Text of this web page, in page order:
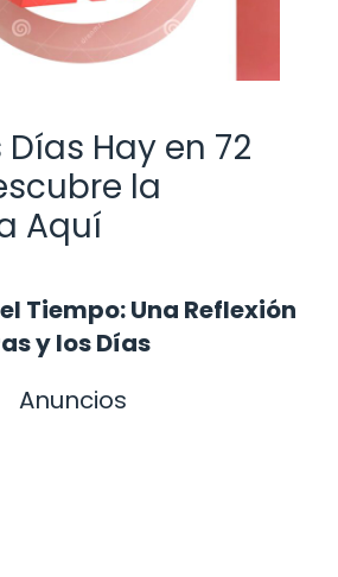
Hay en 72
la
Aquí
Tiempo: Una Reflexión
y los Días
Anuncios